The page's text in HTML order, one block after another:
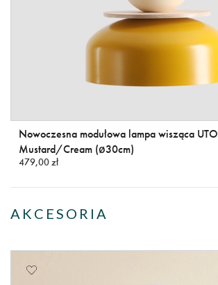
Nowoczesna modułowa lampa wisząca UTO
Mustard/Cream (ø30cm)
479,00 zł
AKCESORIA